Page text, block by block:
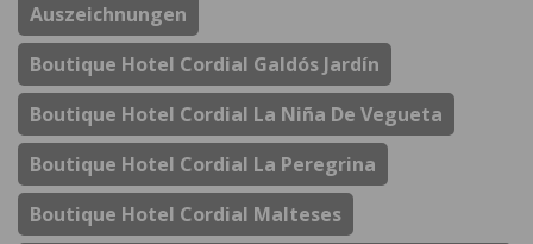
Auszeichnungen
Boutique Hotel Cordial Galdós Jardín
Boutique Hotel Cordial La Niña De Vegueta
Boutique Hotel Cordial La Peregrina
Boutique Hotel Cordial Malteses